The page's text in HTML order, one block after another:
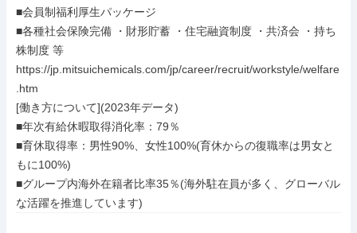
■会員制福利厚生パッケージ
■各種社会保険完備 ・財形貯蓄 ・住宅融資制度 ・共済会 ・持ち
株制度 等
https://jp.mitsuichemicals.com/jp/career/recruit/workstyle/welfare
.htm
[働き方について](2023年データ)
■年次有給休暇取得消化率：79％
■育休取得率：男性90%、女性100%(育休からの復職率は男女と
もに100%)
■グループ内海外在籍者比率35％(海外駐在員が多く、グローバル
な活躍を推進しています)